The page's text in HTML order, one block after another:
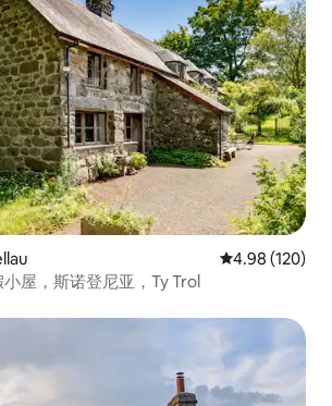
平均评分 4.98
4.98 (120)
屋，斯诺登尼亚，Ty Trol